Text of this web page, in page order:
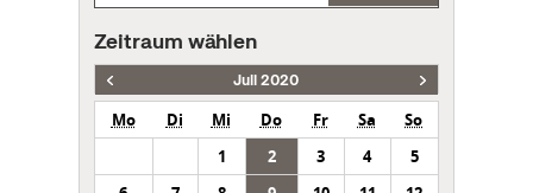
Zeitraum wählen
Juli 2020
Mo Di Mi Do Fr Sa
So
1
2 3 4
5